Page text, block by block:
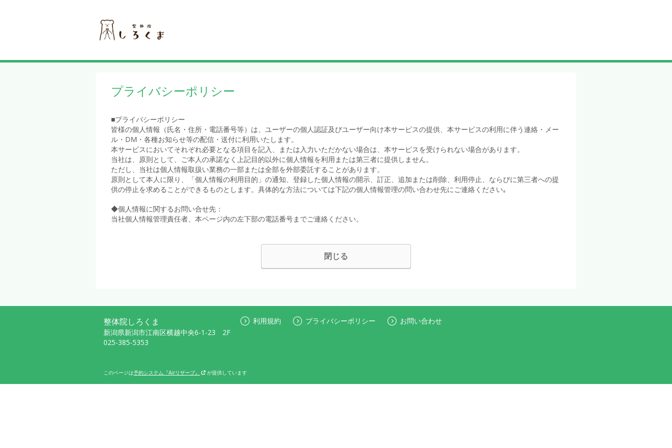
プライバシーポリシー
■プライバシーポリシー
皆様の個人情報（氏名・住所・電話番号等）は、ユーザーの個人認証及びユーザー向け本サービスの提供、本サービスの利用に伴う連絡・メー
ル・DM・各種お知らせ等の配信・送付に利用いたします。
本サービスにおいてそれぞれ必要となる項目を記入、または入力いただかない場合は、本サービスを受けられない場合があります。
当社は、原則として、ご本人の承諾なく上記目的以外に個人情報を利用または第三者に提供しません。
ただし、当社は個人情報取扱い業務の一部または全部を外部委託することがあります。
原則として本人に限り、「個人情報の利用目的」の通知、登録した個人情報の開示、訂正、追加または削除、利用停止、ならびに第三者への提
供の停止を求めることができるものとします。具体的な方法については下記の個人情報管理の問い合わせ先にご連絡ください｡
◆個人情報に関するお問い合せ先：
当社個人情報管理責任者、本ページ内の左下部の電話番号までご連絡ください。
閉じる
整体院しろくま
新潟県新潟市江南区横越中央6-1-23 2F
025-385-5353
利用規約 プライバシーポリシー お問い合わせ
このページは予約システム『Airリザーブ』 が提供しています